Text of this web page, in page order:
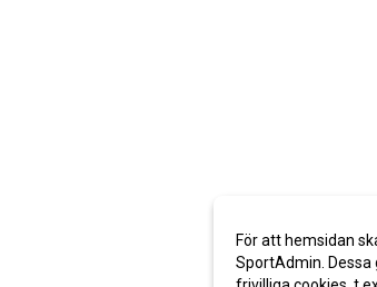
För att hemsidan
SportAdmin. Dessa